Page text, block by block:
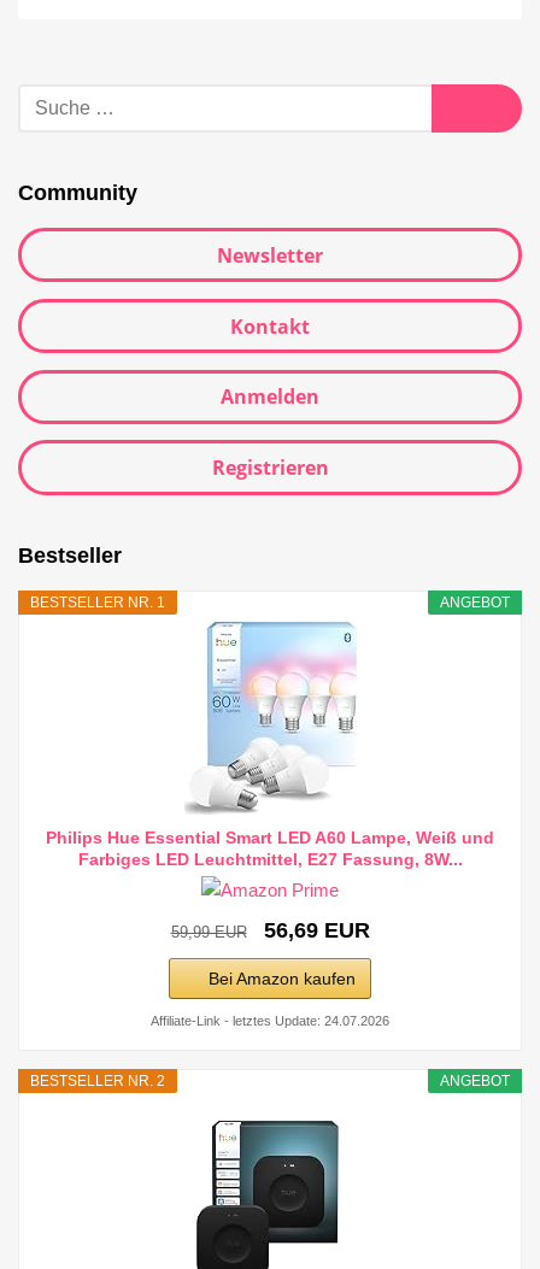
Community
Newsletter
Kontakt
Anmelden
Registrieren
Bestseller
ANGEBOT
BESTSELLER NR. 1
Philips Hue Essential Smart LED A60 Lampe, Weiß und
Farbiges LED Leuchtmittel, E27 Fassung, 8W...
59,99 EUR 56,69 EUR
Bei Amazon kaufen
Affiliate-Link - letztes Update: 24.07.2026
ANGEBOT
BESTSELLER NR. 2